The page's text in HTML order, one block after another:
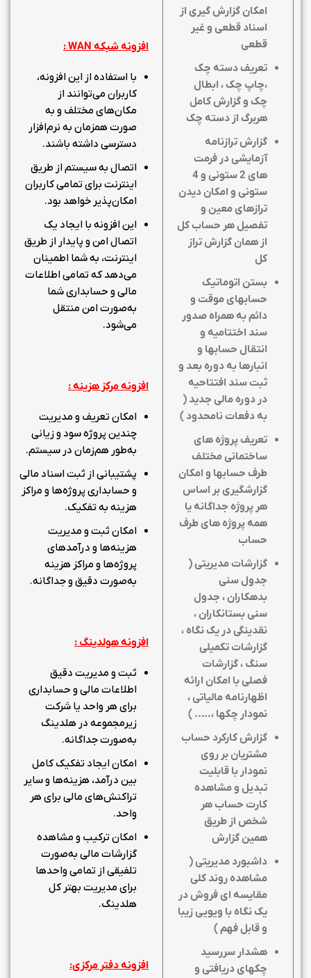
امکان گزارش گیری از
اسناد قطعی و غیر
قطعی
تعریف دسته چک
،چاپ چک ، ابطال
چک و گزارش کامل
هربرگ از دسته چک
گزارش ترازنامه
آزمایشی در فرمت
های 2 ستونی و 4
ستونی و امکان دیدن
ترازهای معین و
تفصیل هر حساب کل
از همان گزارش تراز
کل
بستن اتوماتیک
حسابهای موقت و
دائم به همراه صدور
سند اختتامیه و
انتقال حسابها و
انبارها به دوره بعد و
ثبت سند افتتاحیه
در دوره مالی جدید (
به دفعات نامحدود )
تعریف پروژه های
ساختمانی مختلف
طرف حسابها و امکان
گزارشگیری بر اساس
هر پروژه جداگانه یا
همه پروژه های طرف
حساب
گزارشات مدیریتی (
جدول سنی
بدهکاران ، جدول
سنی بستانکاران ،
نقدینگی در یک نگاه ،
گزارشات تکمیلی
سنگ ، گزارشات
فصلی با امکان ارائه
اظهارنامه مالیاتی ،
نمودار چکها ،….. )
گزارش کارکرد حساب
مشتریان بر روی
نمودار با قابلیت
تبدیل و مشاهده
کارت حساب هر
شخص از طریق
همین گزارش
داشبورد مدیریتی (
مشاهده روند کلی
مقایسه ای فروش در
یک نگاه با ویویی زیبا
و قابل فهم )
هشدار سررسید
چکهای دریافتی و
افزونه شبکهWAN
:
با استفاده از این افزونه،
کاربران می‌توانند از
مکان‌های مختلف و به
صورت همزمان به نرم‌افزار
دسترسی داشته باشند.
اتصال به سیستم از طریق
اینترنت برای تمامی کاربران
امکان‌پذیر خواهد بود.
این افزونه با ایجاد یک
اتصال امن و پایدار از طریق
اینترنت، به شما اطمینان
می‌دهد که تمامی اطلاعات
مالی و حسابداری شما
به‌صورت امن منتقل
می‌شود.
افزونه مرکز هزینه :
امکان تعریف و مدیریت
چندین پروژه سود و زیانی
به‌طور هم‌زمان در سیستم.
پشتیبانی از ثبت اسناد مالی
و حسابداری پروژه‌ها و مراکز
هزینه به تفکیک.
امکان ثبت و مدیریت
هزینه‌ها و درآمدهای
پروژه‌ها و مراکز هزینه
به‌صورت دقیق و جداگانه.
افزونه هولدینگ :
ثبت و مدیریت دقیق
اطلاعات مالی و حسابداری
برای هر واحد یا شرکت
زیرمجموعه در هلدینگ
به‌صورت جداگانه.
امکان ایجاد تفکیک کامل
بین درآمد، هزینه‌ها و سایر
تراکنش‌های مالی برای هر
واحد.
امکان ترکیب و مشاهده
گزارشات مالی به‌صورت
تلفیقی از تمامی واحدها
برای مدیریت بهتر کل
هلدینگ.
افزونه دفتر مرکزی: